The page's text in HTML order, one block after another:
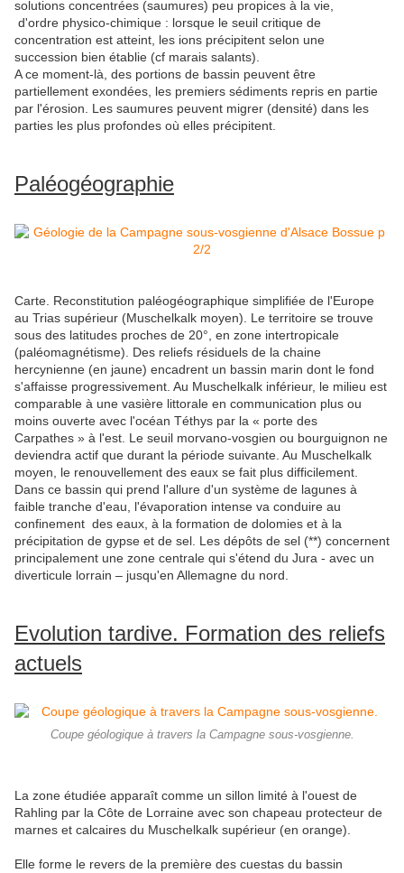
solutions concentrées (saumures) peu propices à la vie,
d'ordre physico-chimique : lorsque le seuil critique de
concentration est atteint, les ions précipitent selon une
succession bien établie (cf marais salants).
A ce moment-là, des portions de bassin peuvent être
partiellement exondées, les premiers sédiments repris en partie
par l'érosion. Les saumures peuvent migrer (densité) dans les
parties les plus profondes où elles précipitent.
Paléogéographie
Carte. Reconstitution paléogéographique simplifiée de l'Europe
au Trias supérieur (Muschelkalk moyen). Le territoire se trouve
sous des latitudes proches de 20°, en zone intertropicale
(paléomagnétisme). Des reliefs résiduels de la chaine
hercynienne (en jaune) encadrent un bassin marin dont le fond
s'affaisse progressivement. Au Muschelkalk inférieur, le milieu est
comparable à une vasière littorale en communication plus ou
moins ouverte avec l'océan Téthys par la « porte des
Carpathes » à l'est. Le seuil morvano-vosgien ou bourguignon ne
deviendra actif que durant la période suivante. Au Muschelkalk
moyen, le renouvellement des eaux se fait plus difficilement.
Dans ce bassin qui prend l'allure d'un système de lagunes à
faible tranche d'eau, l'évaporation intense va conduire au
confinement des eaux, à la formation de dolomies et à la
précipitation de gypse et de sel. Les dépôts de sel (**) concernent
principalement une zone centrale qui s'étend du Jura - avec un
diverticule lorrain – jusqu'en Allemagne du nord.
Evolution tardive. Formation des reliefs
actuels
Coupe géologique à travers la Campagne sous-vosgienne.
La zone étudiée apparaît comme un sillon limité à l'ouest de
Rahling par la Côte de Lorraine avec son chapeau protecteur de
marnes et calcaires du Muschelkalk supérieur (en orange).
Elle forme le revers de la première des cuestas du bassin